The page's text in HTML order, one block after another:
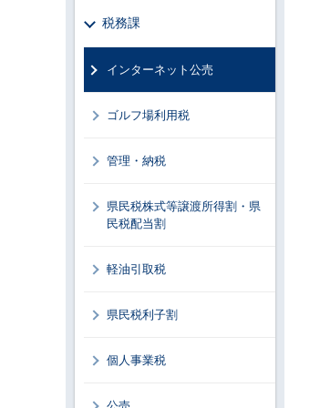
税務課
インターネット公売
ゴルフ場利用税
管理・納税
県民税株式等譲渡所得割・県
民税配当割
軽油引取税
県民税利子割
個人事業税